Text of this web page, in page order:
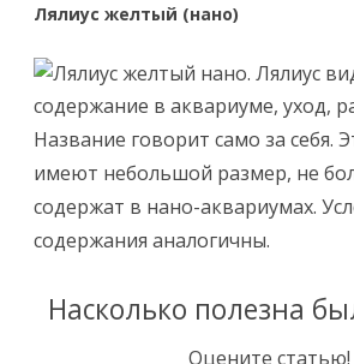
Лялиус желтый (нано)
Название говорит само за себя.
имеют небольшой размер, не
содержат в нано-аквариумах.
содержания аналогичны.
Насколько полезна
Оцените статью!